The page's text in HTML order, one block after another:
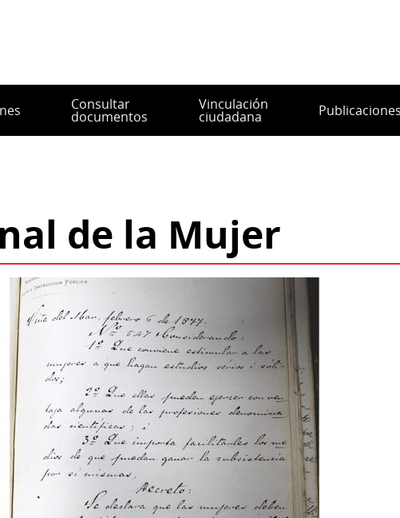
Consultar
documentos
Vinculación
ciudadana Publicaciones
de la Mujer